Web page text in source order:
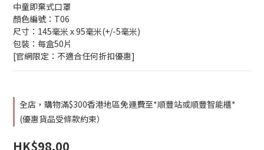
中童即棄式口罩
顏色編號：T06
尺寸：145毫米 x 95毫米(+/-5毫米)
包裝：每盒50片
[官網限定：不適合任何折扣優惠]
全店，購物滿$300香港地區免運費至*順豐站或順豐智能櫃*
(優惠貨品受條款約束）
HK$98.00